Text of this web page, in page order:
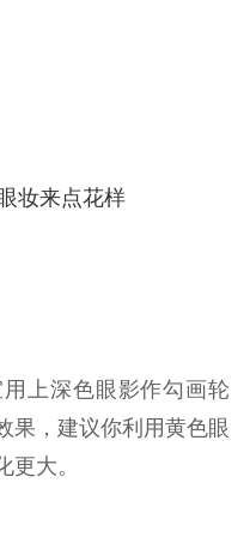
上深色眼影作勾画轮
果，建议你利用黄色眼
大。